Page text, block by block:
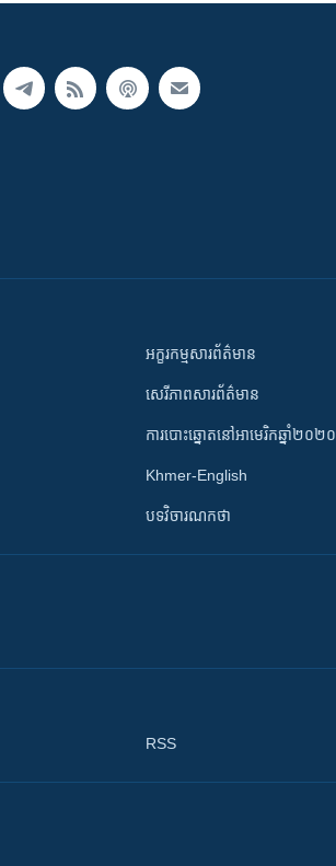
អក្ខរកម្មសារព័ត៌មាន
សេរីភាពសារព័ត៌មាន
ការបោះឆ្នោតនៅអាមេរិកឆ្នាំ២០២០
Khmer-English
បទវិចារណកថា
RSS